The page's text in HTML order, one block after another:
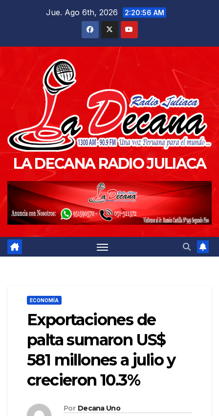
Jue. Ago 6th, 2026 2:20:58 AM
LA DECANA RADIO JULIACA
ECONOMÍA
Exportaciones de
palta sumaron US$
581 millones a julio y
crecieron 10.3%
Por Decana Uno